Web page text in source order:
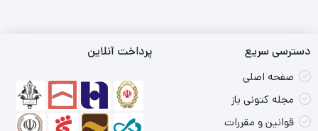
دسترسی سریع
صفحه اصلی
مجله کتونی باز
قوانین و مقررات
پرداخت آنلاین